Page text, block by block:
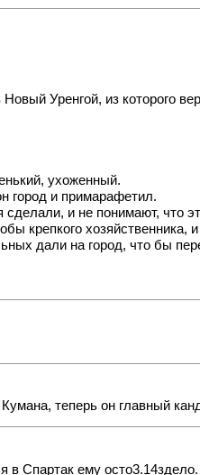
Уренгой, из которого
ухоженный.
город и примарафетил.
и не понимают, что
крепкого хозяйственника,
дали на город, что бы
теперь он главный
в Спартак ему